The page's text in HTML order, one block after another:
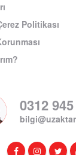
Politikası
0312